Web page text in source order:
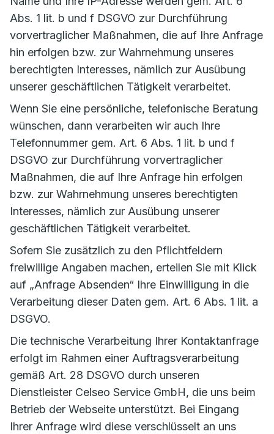
Abs. 1 lit. b und f DSGVO zur Durchführung
vorvertraglicher Maßnahmen, die auf Ihre Anfrage
hin erfolgen bzw. zur Wahrnehmung unseres
berechtigten Interesses, nämlich zur Ausübung
unserer geschäftlichen Tätigkeit verarbeitet.
Wenn Sie eine persönliche, telefonische Beratung
wünschen, dann verarbeiten wir auch Ihre
Telefonnummer gem. Art. 6 Abs. 1 lit. b und f
DSGVO zur Durchführung vorvertraglicher
Maßnahmen, die auf Ihre Anfrage hin erfolgen
bzw. zur Wahrnehmung unseres berechtigten
Interesses, nämlich zur Ausübung unserer
geschäftlichen Tätigkeit verarbeitet.
Sofern Sie zusätzlich zu den Pflichtfeldern
freiwillige Angaben machen, erteilen Sie mit Klick
auf „Anfrage Absenden“ Ihre Einwilligung in die
Verarbeitung dieser Daten gem. Art. 6 Abs. 1 lit. a
DSGVO.
Die technische Verarbeitung Ihrer Kontaktanfrage
erfolgt im Rahmen einer Auftragsverarbeitung
gemäß Art. 28 DSGVO durch unseren
Dienstleister Celseo Service GmbH, die uns beim
Betrieb der Webseite unterstützt. Bei Eingang
Ihrer Anfrage wird diese verschlüsselt an uns